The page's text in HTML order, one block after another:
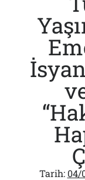
Son Yazılar
Gazi’den
07/08/2026
Türkiye 2.0’a
05/08/2026
15 Temmuz
03/08/2026
Er Gaziler 20 Gün
Teröristlere G……yle
Tarih: 04/